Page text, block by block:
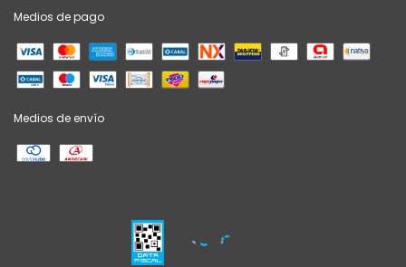
Medios de pago
Medios de envío